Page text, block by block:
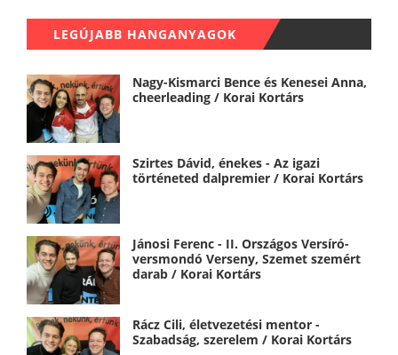
LEGÚJABB HANGANYAGOK
Nagy-Kismarci Bence és Kenesei Anna,
cheerleading / Korai Kortárs
Szirtes Dávid, énekes - Az igazi
történeted dalpremier / Korai Kortárs
Jánosi Ferenc - II. Országos Versíró-
versmondó Verseny, Szemet szemért
darab / Korai Kortárs
Rácz Cili, életvezetési mentor -
Szabadság, szerelem / Korai Kortárs